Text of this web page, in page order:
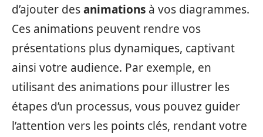
d’ajouter desanimations à vos diagrammes.
Ces animations peuvent rendre vos
présentations plus dynamiques, captivant
ainsi votre audience. Par exemple, en
utilisant des animations pour illustrer les
étapes d’un processus, vous pouvez guider
l’attention vers les points clés, rendant votre